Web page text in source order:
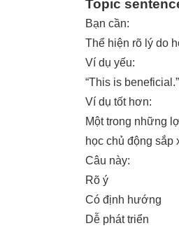
Topic
Bạn cần:
Thể hiện rõ lý do
Ví dụ yếu:
“This is beneficial.”
Ví dụ tốt hơn:
Một trong những
học chủ động sắp
Câu này:
Rõ ý
Có định hướng
Dễ phát triển